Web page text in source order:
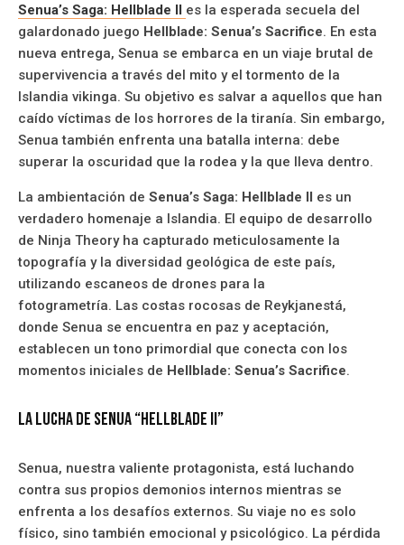
Senua’s Saga: Hellblade II es la esperada secuela del
galardonado juego Hellblade: Senua’s Sacrifice. En esta
nueva entrega, Senua se embarca en un viaje brutal de
supervivencia a través del mito y el tormento de la
Islandia vikinga. Su objetivo es salvar a aquellos que han
caído víctimas de los horrores de la tiranía. Sin embargo,
Senua también enfrenta una batalla interna: debe
superar la oscuridad que la rodea y la que lleva dentro.
La ambientación de Senua’s Saga: Hellblade II es un
verdadero homenaje a Islandia. El equipo de desarrollo
de Ninja Theory ha capturado meticulosamente la
topografía y la diversidad geológica de este país,
utilizando escaneos de drones para la
fotogrametría. Las costas rocosas de Reykjanestá,
donde Senua se encuentra en paz y aceptación,
establecen un tono primordial que conecta con los
momentos iniciales de Hellblade: Senua’s Sacrifice.
La Lucha de Senua “HellBlade II”
Senua, nuestra valiente protagonista, está luchando
contra sus propios demonios internos mientras se
enfrenta a los desafíos externos. Su viaje no es solo
físico, sino también emocional y psicológico. La pérdida